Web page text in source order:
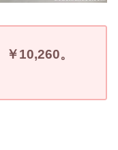
￥10,260。